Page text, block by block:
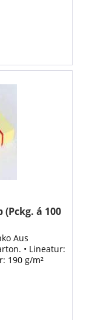
á 100
Aus
• Lineatur:
190 g/m²